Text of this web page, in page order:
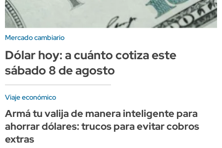
Mercado cambiario
Dólar hoy: a cuánto cotiza este
sábado 8 de agosto
Viaje económico
Armá tu valija de manera inteligente para
ahorrar dólares: trucos para evitar cobros
extras